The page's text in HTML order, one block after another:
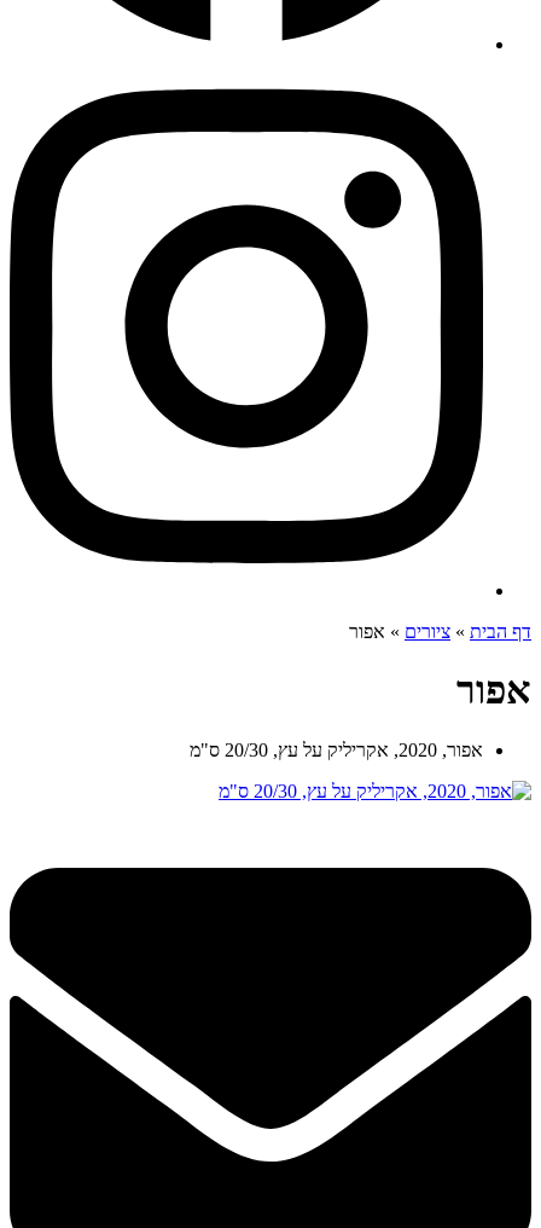
דף הבית » ציורים » אפור
אפור
אפור, 2020, אקריליק על עץ, 20/30 ס"מ